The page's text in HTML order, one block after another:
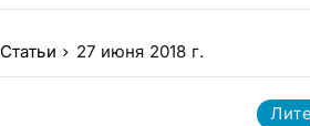
Статьи 27 июня 2018 г.